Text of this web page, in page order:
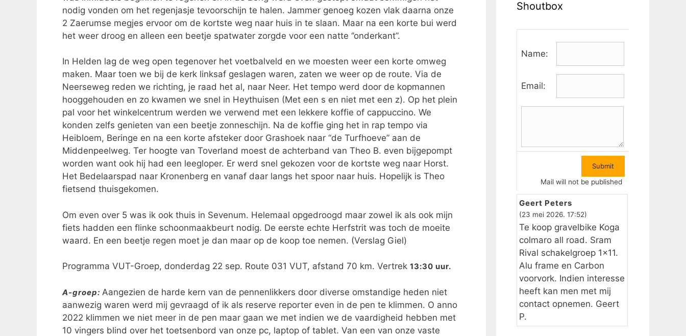
nodig vonden om het regenjasje tevoorschijn te halen. Jammer genoeg kozen vlak daarna onze
2 Zaerumse megjes ervoor om de kortste weg naar huis in te slaan. Maar na een korte bui werd
het weer droog en alleen een beetje spatwater zorgde voor een natte ‘’onderkant”.
In Helden lag de weg open tegenover het voetbalveld en we moesten weer een korte omweg
maken. Maar toen we bij de kerk linksaf geslagen waren, zaten we weer op de route. Via de
Neerseweg reden we richting, je raad het al, naar Neer. Het tempo werd door de kopmannen
hooggehouden en zo kwamen we snel in Heythuisen (Met een s en niet met een z). Op het plein
pal voor het winkelcentrum werden we verwend met een lekkere koffie of cappuccino. We
konden zelfs genieten van een beetje zonneschijn. Na de koffie ging het in rap tempo via
Heibloem, Beringe en na een korte afsteker door Grashoek naar “de Turfhoeve” aan de
Middenpeelweg. Ter hoogte van Toverland moest de achterband van Theo B. even bijgepompt
worden want ook hij had een leegloper. Er werd snel gekozen voor de kortste weg naar Horst.
Het Bedelaarspad naar Kronenberg en vanaf daar langs het spoor naar huis. Hopelijk is Theo
fietsend thuisgekomen.
Om even over 5 was ik ook thuis in Sevenum. Helemaal opgedroogd maar zowel ik als ook mijn
fiets hadden een flinke schoonmaakbeurt nodig. De eerste echte Herfstrit was toch de moeite
waard. En een beetje regen moet je dan maar op de koop toe nemen. (Verslag Giel)
Programma VUT-Groep, donderdag 22 sep. Route 031 VUT, afstand 70 km. Vertrek 13:30 uur.
A-groep: Aangezien de harde kern van de pennenlikkers door diverse omstandige heden niet
aanwezig waren werd mij gevraagd of ik als reserve reporter even in de pen te klimmen. O anno
2022 klimmen we niet meer in de pen maar gaan we met indien we de vaardigheid hebben met
10 vingers blind over het toetsenbord van onze pc, laptop of tablet. Van een van onze vaste
Shoutbox
Name:
Email:
Mail will not be published
Geert Peters
(23 mei 2026. 17:52)
Te koop gravelbike Koga
colmaro all road. Sram
Rival schakelgroep 1×11.
Alu frame en Carbon
voorvork. Indien interesse
heeft kan men met mij
contact opnemen. Geert
P.